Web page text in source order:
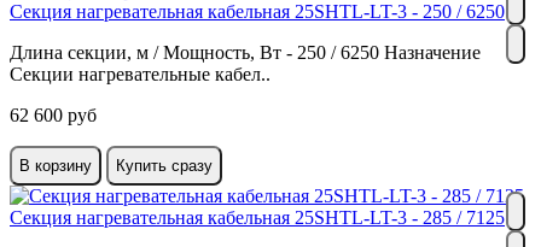
Секция нагревательная кабельная 25SHTL-LT-3 - 250 / 6250
Длина секции, м / Мощность, Вт - 250 / 6250 Назначение
Секции нагревательные кабел..
62 600 руб
В корзину Купить сразу
Секция нагревательная кабельная 25SHTL-LT-3 - 285 / 7125